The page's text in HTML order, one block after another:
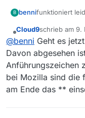
B bennifunktioniert
Offline
Cloud9schrieb am 9.
zuletzt
@benni Geht es
Davon abgesehen
Anführungszeichen
bei Mozilla sind die
am Ende das **